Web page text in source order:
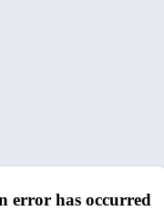
error has occurred